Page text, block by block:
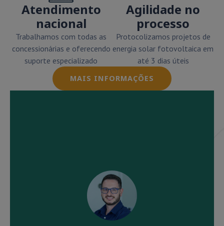
Atendimento
nacional
Trabalhamos com todas as
concessionárias e oferecendo
suporte especializado
Agilidade no
processo
Protocolizamos projetos de
energia solar fotovoltaica em
até 3 dias úteis
MAIS INFORMAÇÕES